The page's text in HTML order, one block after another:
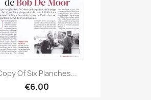
Of Six Planches...
€6.00